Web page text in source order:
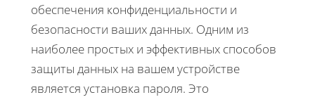
обеспечения конфиденциальности и
безопасности ваших данных. Одним из
наиболее простых и эффективных способов
защиты данных на вашем устройстве
является установка пароля. Это